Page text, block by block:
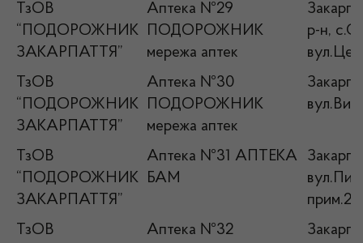
ТзОВ
“ПОДОРОЖНИК
ЗАКАРПАТТЯ”
Аптека №29
ПОДОРОЖНИК
мережа аптек
р-н,
ТзОВ
“ПОДОРОЖНИК
ЗАКАРПАТТЯ”
Аптека №30
ПОДОРОЖНИК
мережа аптек
ТзОВ
“ПОДОРОЖНИК
ЗАКАРПАТТЯ”
Аптека №31 АПТЕКА
БАМ
прим.2
ТзОВ
Аптека №32